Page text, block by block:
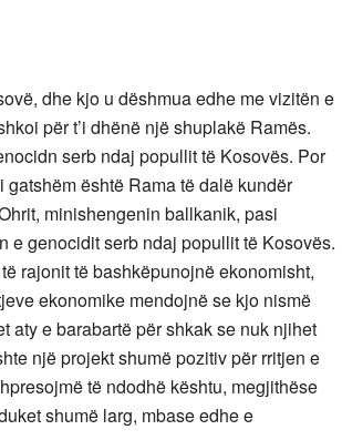
dhe kjo u dëshmua edhe me vizitën e
për t’i dhënë një shuplakë Ramës.
serb ndaj popullit të Kosovës. Por
është Rama të dalë kundër
minishengenin ballkanik, pasi
e genocidit serb ndaj popullit të Kosovës.
rajonit të bashkëpunojnë ekonomisht,
ekonomike mendojnë se kjo nismë
aty e barabartë për shkak se nuk njihet
një projekt shumë pozitiv për rritjen e
të ndodhë kështu, megjithëse
shumë larg, mbase edhe e